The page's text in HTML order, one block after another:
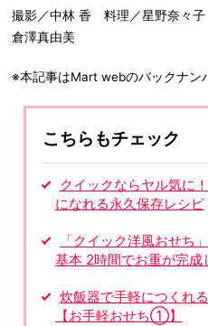
撮影／中林 香 料理／星野奈々
倉澤真由美
※本記事はMart webのバックナン
こちらもチェック
クイックならヤル気に
になれる永久保存レシピ
「クイック洋風おせち
基本 2時間でお重が完成
炊飯器で手軽につくれ
【お手軽おせち①】